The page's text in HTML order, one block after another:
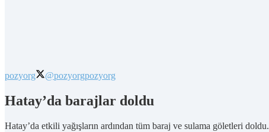
pozyorg @pozyorgpozyorg
Hatay’da barajlar doldu
Hatay’da etkili yağışların ardından tüm baraj ve sulama göletleri doldu.